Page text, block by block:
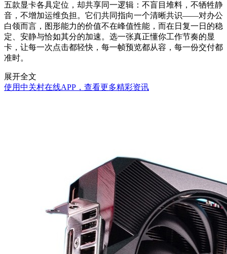
五款显卡各具定位，却共享同一逻辑：不盲目堆料，不牺牲静
音，不增加运维负担。它们共同指向一个清晰共识——对办公
白领而言，图形能力的价值不在峰值性能，而在日复一日的稳
定、安静与恰如其分的加速。选一张真正懂你工作节奏的显
卡，让每一次点击都轻快，每一帧预览都从容，每一份交付都
准时。
展开全文
使用中关村在线APP，查看更多精彩资讯